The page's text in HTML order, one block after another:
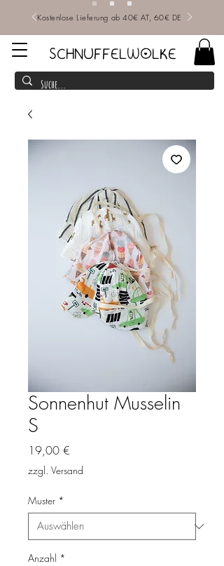
Kostenlose Lieferung ab 40€ AT, 60€ DE
SCHNUFFELWOLKE
Sonnenhut Musselin
S
19,00 €
zzgl. Versand
Muster *
Anzahl *